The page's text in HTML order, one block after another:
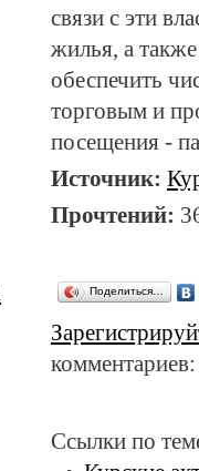
связи с эти
жилья, а
обеспечить
торговым и
посещения -
Источник:
Прочтений:
Поделиться…
Ссылки по